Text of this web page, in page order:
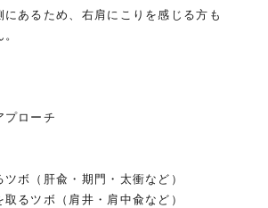
にあるため、右肩にこりを感じる方も
プローチ
ボ（肝兪・期門・太衝など）
るツボ（肩井・肩中兪など）